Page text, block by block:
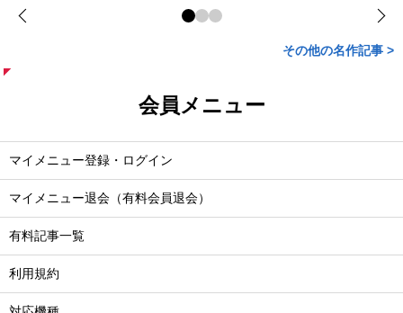
その他の名作記事 >
会員メニュー
マイメニュー登録・ログイン
マイメニュー退会（有料会員退会）
有料記事一覧
利用規約